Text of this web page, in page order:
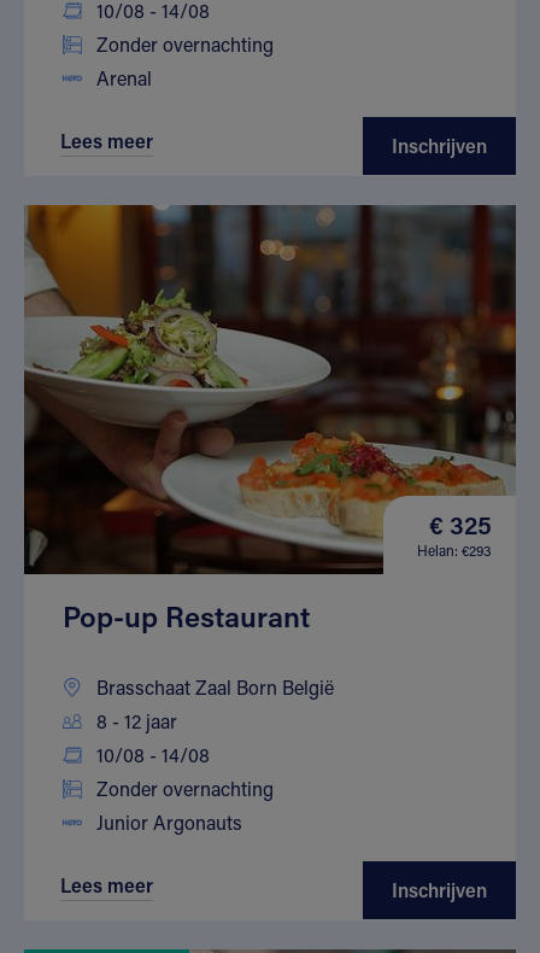
10/08 - 14/08
Zonder overnachting
Arenal
Lees meer Inschrijven
€ 325
Helan: €293
Pop-up Restaurant
Brasschaat Zaal Born België
8 - 12 jaar
10/08 - 14/08
Zonder overnachting
Junior Argonauts
Lees meer Inschrijven